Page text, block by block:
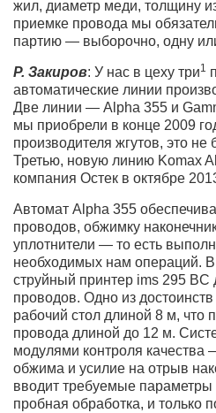
жил, диаметр меди, толщину
приемке провода мы
партию — выборочно, одну
Р. Закиров: У нас в цеху три1
автоматические линии
Две линии — Alpha 355 и
мы приобрели в конце 2009
производителя жгутов, это
Третью, новую линию Komax
компания Остек в октябре
Автомат Alpha 355
проводов, обжимку
уплотнители — то есть
необходимых нам операций. В
струйный принтер ims 295 BC
проводов. Одно из
рабочий стол длиной 8 м, что
провода длиной до 12 м.
модулями контроля качества
обжима и усилие на отрыв
вводит требуемые
пробная обработка, и только